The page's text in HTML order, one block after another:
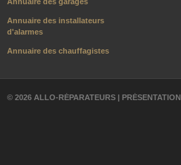
Annuaire des installateurs
d'alarmes
Annuaire des chauffagistes
© 2026 ALLO-RÉPARATEURS | PRÉSENTATION